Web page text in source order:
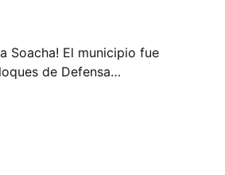
Soacha! El municipio fue
de Defensa…